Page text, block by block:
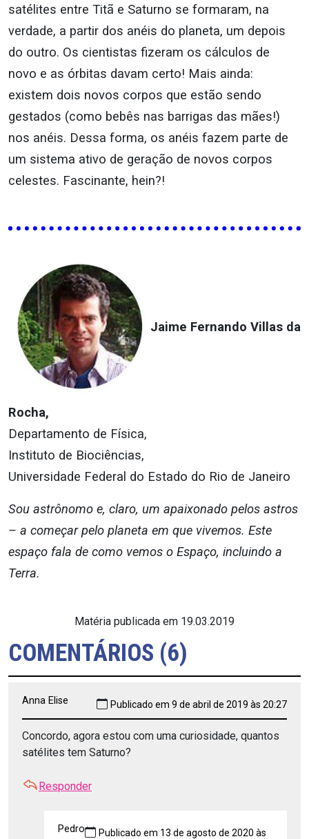
satélites entre Titã e Saturno se formaram, na
verdade, a partir dos anéis do planeta, um depois
do outro. Os cientistas fizeram os cálculos de
novo e as órbitas davam certo! Mais ainda:
existem dois novos corpos que estão sendo
gestados (como bebês nas barrigas das mães!)
nos anéis. Dessa forma, os anéis fazem parte de
um sistema ativo de geração de novos corpos
celestes. Fascinante, hein?!
Jaime Fernando Villas da
Rocha,
Departamento de Física,
Instituto de Biociências,
Universidade Federal do Estado do Rio de Janeiro
Sou astrônomo e, claro, um apaixonado pelos astros
– a começar pelo planeta em que vivemos. Este
espaço fala de como vemos o Espaço, incluindo a
Terra.
Matéria publicada em 19.03.2019
COMENTÁRIOS (6)
Anna Elise Publicado em 9 de abril de 2019 às 20:27
Concordo, agora estou com uma curiosidade, quantos
satélites tem Saturno?
Responder
Pedro Publicado em 13 de agosto de 2020 às